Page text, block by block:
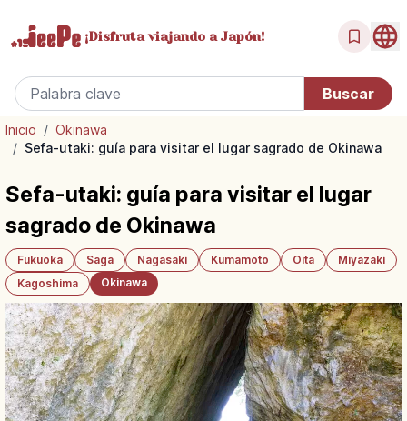
¡Disfrutaviajando a Japón!
Inicio / Okinawa
/ Sefa-utaki: guía para visitar el lugar sagrado de Okinawa
Sefa-utaki: guía para visitar el lugar
sagrado de Okinawa
Fukuoka Saga Nagasaki Kumamoto Oita
Miyazaki
Kagoshima
Okinawa